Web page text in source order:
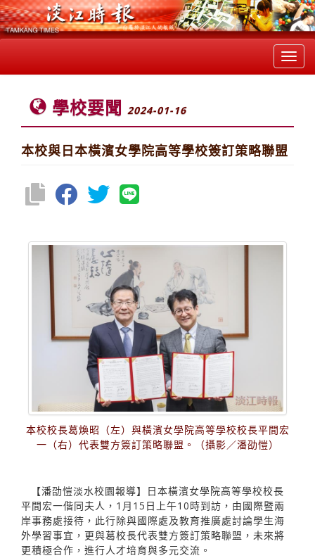
學校要聞 2024-01-16
本校與日本橫濱女學院高等學校簽訂策略聯盟
本校校長葛煥昭（左）與橫濱女學院高等學校校長平間宏
一（右）代表雙方簽訂策略聯盟。（攝影／潘劭愷）
【潘劭愷淡水校園報導】日本橫濱女學院高等學校校長
平間宏一偕同夫人，1月15日上午10時到訪，由國際暨兩
岸事務處接待，此行除與國際處及教育推廣處討論學生海
外學習事宜，更與葛校長代表雙方簽訂策略聯盟，未來將
更積極合作，進行人才培育與多元交流。